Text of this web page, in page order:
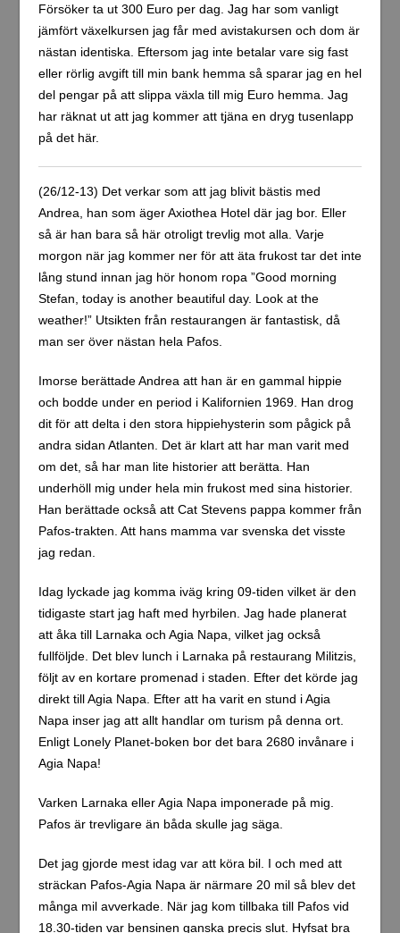
Försöker ta ut 300 Euro per dag. Jag har som vanligt
jämfört växelkursen jag får med avistakursen och dom är
nästan identiska. Eftersom jag inte betalar vare sig fast
eller rörlig avgift till min bank hemma så sparar jag en hel
del pengar på att slippa växla till mig Euro hemma. Jag
har räknat ut att jag kommer att tjäna en dryg tusenlapp
på det här.
(26/12-13) Det verkar som att jag blivit bästis med
Andrea, han som äger Axiothea Hotel där jag bor. Eller
så är han bara så här otroligt trevlig mot alla. Varje
morgon när jag kommer ner för att äta frukost tar det inte
lång stund innan jag hör honom ropa ”Good morning
Stefan, today is another beautiful day. Look at the
weather!” Utsikten från restaurangen är fantastisk, då
man ser över nästan hela Pafos.
Imorse berättade Andrea att han är en gammal hippie
och bodde under en period i Kalifornien 1969. Han drog
dit för att delta i den stora hippiehysterin som pågick på
andra sidan Atlanten. Det är klart att har man varit med
om det, så har man lite historier att berätta. Han
underhöll mig under hela min frukost med sina historier.
Han berättade också att Cat Stevens pappa kommer från
Pafos-trakten. Att hans mamma var svenska det visste
jag redan.
Idag lyckade jag komma iväg kring 09-tiden vilket är den
tidigaste start jag haft med hyrbilen. Jag hade planerat
att åka till Larnaka och Agia Napa, vilket jag också
fullföljde. Det blev lunch i Larnaka på restaurang Militzis,
följt av en kortare promenad i staden. Efter det körde jag
direkt till Agia Napa. Efter att ha varit en stund i Agia
Napa inser jag att allt handlar om turism på denna ort.
Enligt Lonely Planet-boken bor det bara 2680 invånare i
Agia Napa!
Varken Larnaka eller Agia Napa imponerade på mig.
Pafos är trevligare än båda skulle jag säga.
Det jag gjorde mest idag var att köra bil. I och med att
sträckan Pafos-Agia Napa är närmare 20 mil så blev det
många mil avverkade. När jag kom tillbaka till Pafos vid
18.30-tiden var bensinen ganska precis slut. Hyfsat bra